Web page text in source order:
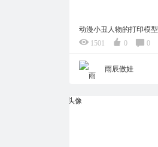
动漫小丑人物的打印模型
1501
0 0
雨辰傲娃